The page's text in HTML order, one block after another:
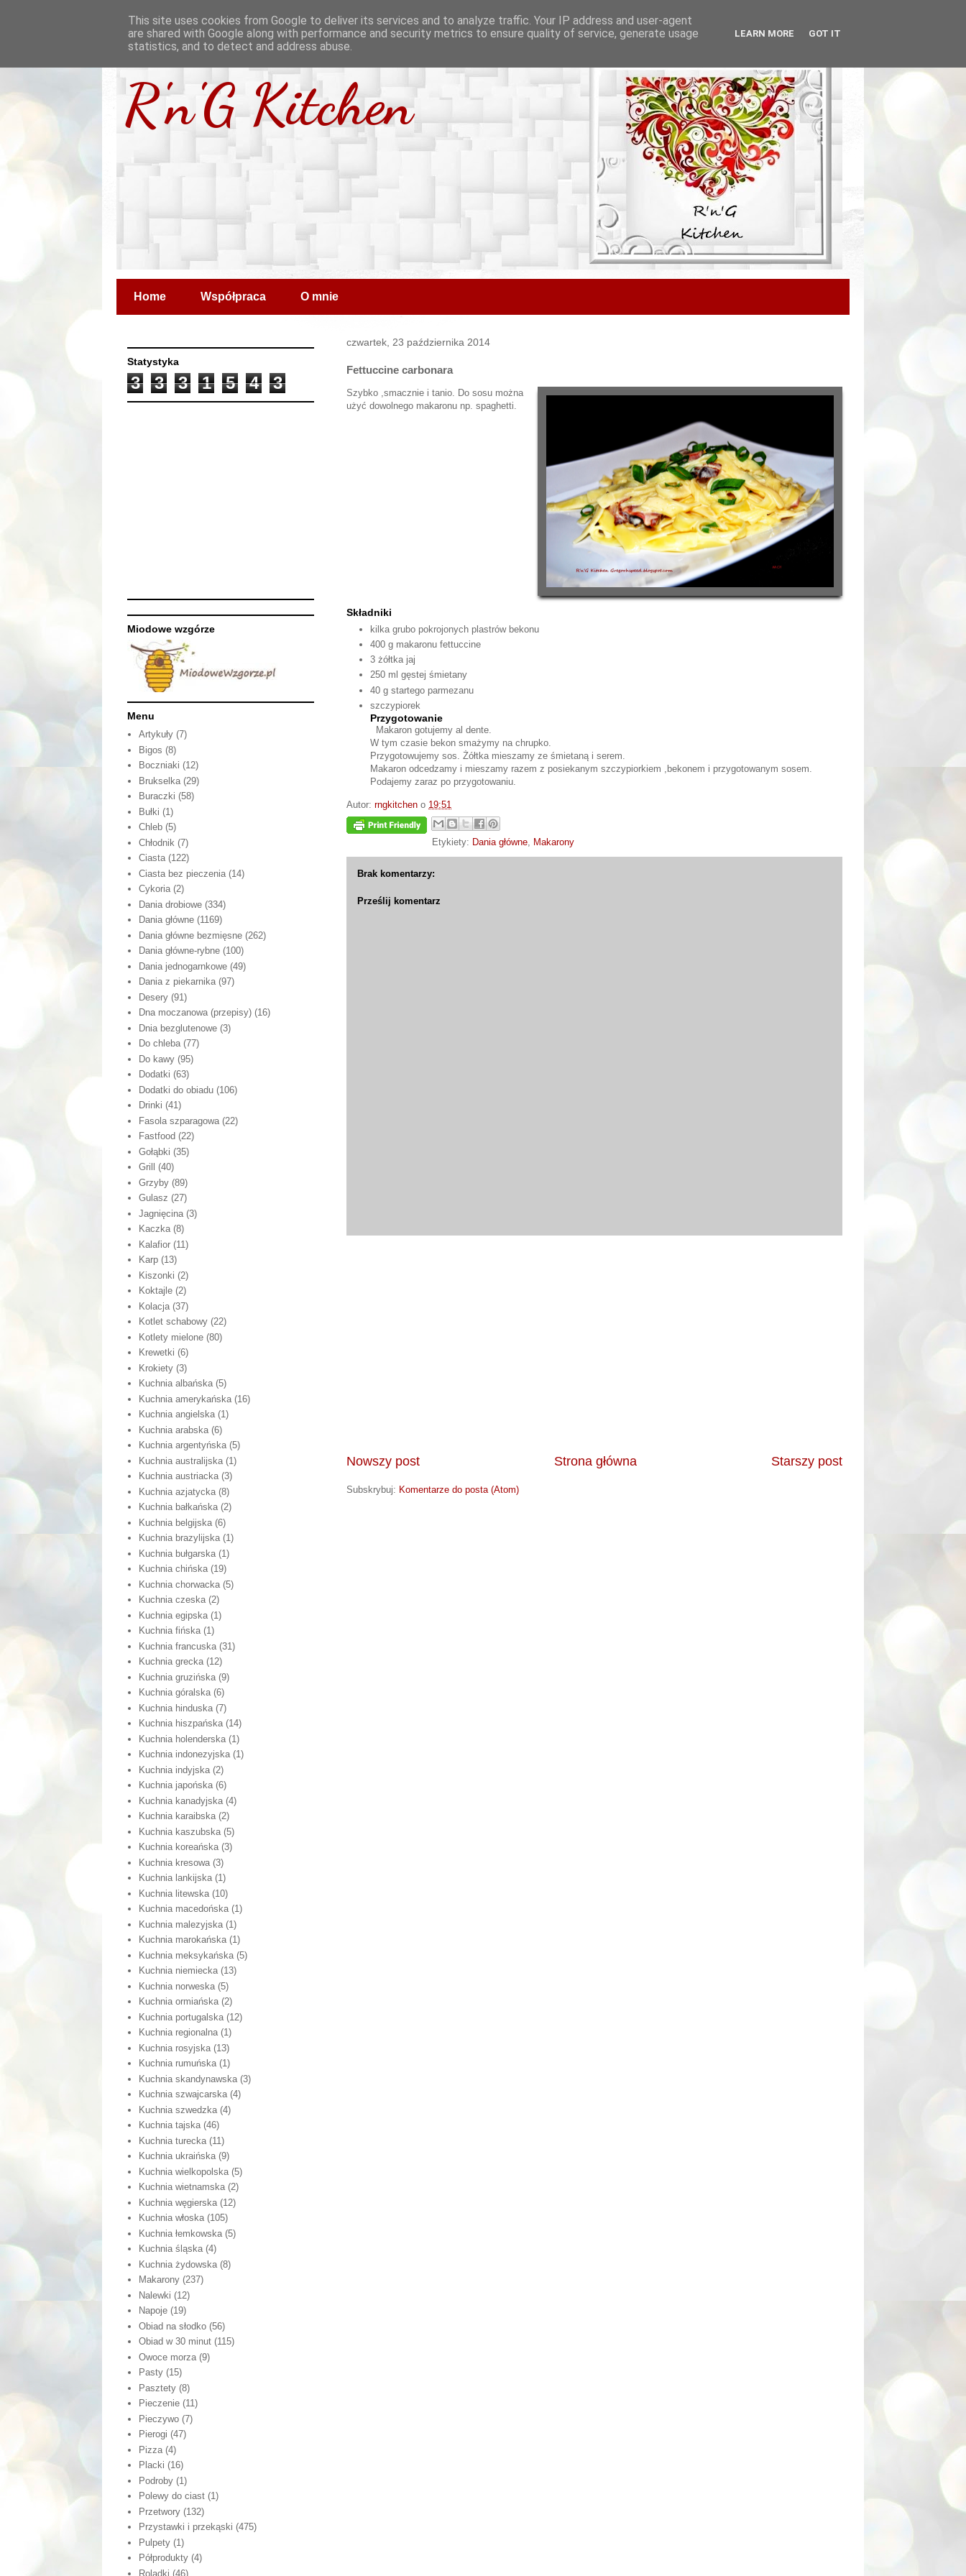
R'n'G Kitchen
Home Współpraca O mnie
czwartek, 23 października 2014
Fettuccine carbonara
Szybko ,smacznie i tanio. Do sosu można
użyć dowolnego makaronu np. spaghetti.
Składniki
kilka grubo pokrojonych plastrów bekonu
400 g makaronu fettuccine
3 żółtka jaj
250 ml gęstej śmietany
40 g startego parmezanu
szczypiorek
Przygotowanie
Makaron gotujemy al dente.
W tym czasie bekon smażymy na chrupko.
Przygotowujemy sos. Żółtka mieszamy ze śmietaną i serem.
Makaron odcedzamy i mieszamy razem z posiekanym szczypiorkiem ,bekonem i przygotowanym sosem.
Podajemy zaraz po przygotowaniu.
Autor: rngkitchen o 19:51
Etykiety: Dania główne, Makarony
Brak komentarzy:
Prześlij komentarz
Nowszy post Starszy post
Strona główna
Subskrybuj: Komentarze do posta (Atom)
Statystyka
3 3 3 1 5 4 3
Miodowe wzgórze
Menu
Artykuły (7)
Bigos (8)
Boczniaki (12)
Brukselka (29)
Buraczki (58)
Bułki (1)
Chleb (5)
Chłodnik (7)
Ciasta (122)
Ciasta bez pieczenia (14)
Cykoria (2)
Dania drobiowe (334)
Dania główne (1169)
Dania główne bezmięsne (262)
Dania główne-rybne (100)
Dania jednogarnkowe (49)
Dania z piekarnika (97)
Desery (91)
Dna moczanowa (przepisy) (16)
Dnia bezglutenowe (3)
Do chleba (77)
Do kawy (95)
Dodatki (63)
Dodatki do obiadu (106)
Drinki (41)
Fasola szparagowa (22)
Fastfood (22)
Gołąbki (35)
Grill
(40)
Grzyby (89)
Gulasz (27)
Jagnięcina (3)
Kaczka (8)
Kalafior (11)
Karp (13)
Kiszonki (2)
Koktajle (2)
Kolacja (37)
Kotlet schabowy (22)
Kotlety mielone (80)
Krewetki (6)
Krokiety (3)
Kuchnia albańska (5)
Kuchnia amerykańska (16)
Kuchnia angielska (1)
Kuchnia arabska (6)
Kuchnia argentyńska (5)
Kuchnia australijska (1)
Kuchnia austriacka (3)
Kuchnia azjatycka (8)
Kuchnia bałkańska (2)
Kuchnia belgijska (6)
Kuchnia brazylijska (1)
Kuchnia bułgarska (1)
Kuchnia chińska (19)
Kuchnia chorwacka (5)
Kuchnia czeska (2)
Kuchnia egipska (1)
Kuchnia fińska (1)
Kuchnia francuska (31)
Kuchnia grecka (12)
Kuchnia gruzińska (9)
Kuchnia góralska (6)
Kuchnia hinduska (7)
Kuchnia hiszpańska (14)
Kuchnia holenderska (1)
Kuchnia indonezyjska (1)
Kuchnia indyjska (2)
Kuchnia japońska (6)
Kuchnia kanadyjska (4)
Kuchnia karaibska (2)
Kuchnia kaszubska (5)
Kuchnia koreańska (3)
Kuchnia kresowa (3)
Kuchnia lankijska (1)
Kuchnia litewska (10)
Kuchnia macedońska (1)
Kuchnia malezyjska (1)
Kuchnia marokańska (1)
Kuchnia meksykańska (5)
Kuchnia niemiecka (13)
Kuchnia norweska (5)
Kuchnia ormiańska (2)
Kuchnia portugalska (12)
Kuchnia regionalna (1)
Kuchnia rosyjska (13)
Kuchnia rumuńska (1)
Kuchnia skandynawska (3)
Kuchnia szwajcarska (4)
Kuchnia szwedzka (4)
Kuchnia tajska (46)
Kuchnia turecka (11)
Kuchnia ukraińska (9)
Kuchnia wielkopolska (5)
Kuchnia wietnamska (2)
Kuchnia węgierska (12)
Kuchnia włoska (105)
Kuchnia łemkowska (5)
Kuchnia śląska (4)
Kuchnia żydowska (8)
Makarony (237)
Nalewki (12)
Napoje (19)
Obiad na słodko (56)
Obiad w 30 minut (115)
Owoce morza (9)
Pasty (15)
Pasztety (8)
Pieczenie (11)
Pieczywo (7)
Pierogi (47)
Pizza (4)
Placki (16)
Podroby (1)
Polewy do ciast (1)
Przetwory (132)
Przystawki i przekąski (475)
Pulpety (1)
Półprodukty (4)
Roladki (46)
This site uses cookies from Google to deliver its services and to analyze traffic. Your IP address and user-agent
are shared with Google along with performance and security metrics to ensure quality of service, generate usage
statistics, and to detect and address abuse.
LEARN MORE GOT IT